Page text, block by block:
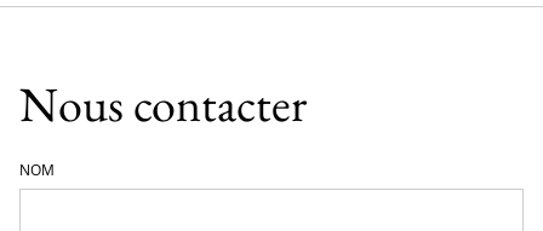
Nous contacter
NOM